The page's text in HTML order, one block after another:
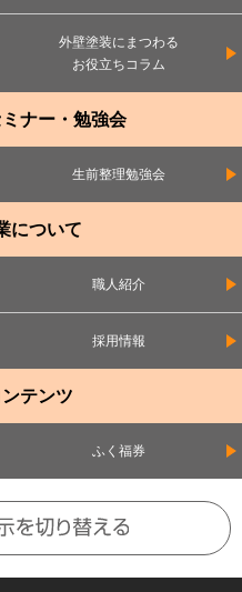
外壁塗装にまつわる
お役立ちコラム
ナー・勉強会
生前整理勉強会
について
職人紹介
採用情報
テンツ
ふく福券